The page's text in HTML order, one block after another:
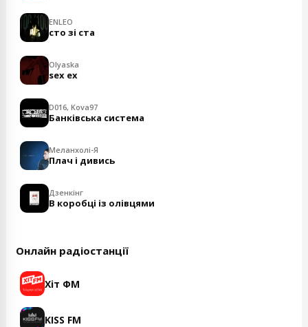
ENLEO
сто зі ста
Olyaska
sex ex
D016, Kova97
Банківська система
Меланхолі-Я
Плач і дивись
Дзенкінг
В коробці із олівцями
Онлайн радіостанції
Хіт ФМ
KISS FM